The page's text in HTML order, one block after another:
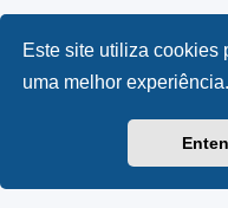
Este site utiliza cookies
uma melhor experiência.